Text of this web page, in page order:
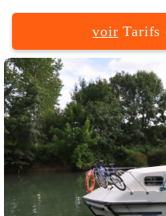
voir Tarifs